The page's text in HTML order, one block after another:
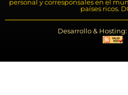
personal y corresponsales en el
países ricos.
Desarrollo &